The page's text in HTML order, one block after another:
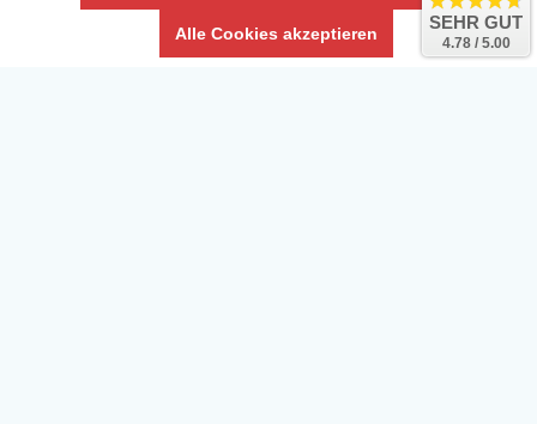
Umwelt und Entsorgung
Vertrag widerrufen
Alle Cookies akzeptieren
SEHR GUT
4.78 / 5.00